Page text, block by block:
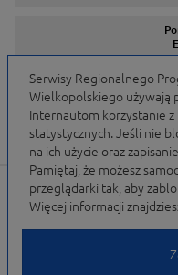
Portal finansowany przez Unię
WRPO 2007-2013 i WRPO
Serwisy Regionalnego
Wielkopolskiego używają
Internautom korzystanie
statystycznych. Jeśli nie
na ich użycie oraz
Pamiętaj, że możesz
przeglądarki tak, aby
Więcej informacji